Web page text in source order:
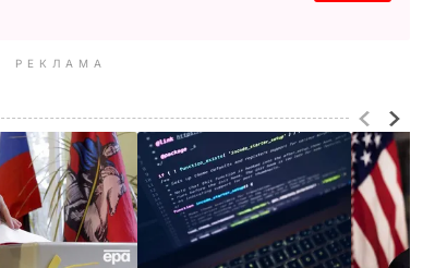
РЕКЛАМА